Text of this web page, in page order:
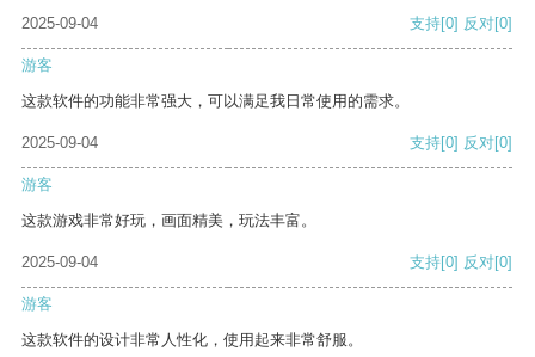
2025-09-04 支持[0] 反对[0]
游客
这款软件的功能非常强大，可以满足我日常使用的需求。
2025-09-04 支持[0] 反对[0]
游客
这款游戏非常好玩，画面精美，玩法丰富。
2025-09-04 支持[0] 反对[0]
游客
这款软件的设计非常人性化，使用起来非常舒服。